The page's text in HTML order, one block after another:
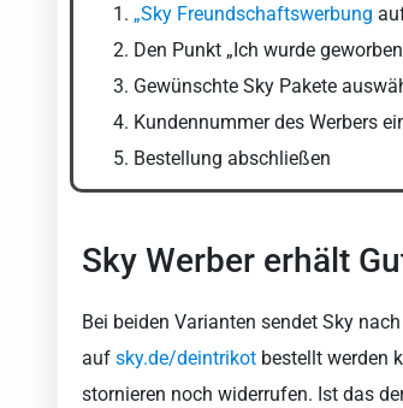
„Sky Freundschaftswerbung
Den Punkt „Ich wurde
Gewünschte Sky Pakete
Kundennummer des Werbers
Bestellung abschließen
Sky Werber erhält
Bei beiden Varianten sendet Sky
auf sky.de/deintrikot bestellt werden
stornieren noch widerrufen. Ist das